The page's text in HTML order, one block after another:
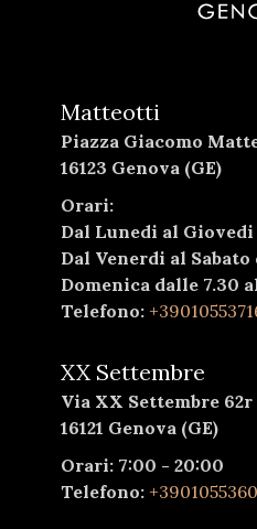
Matteotti
Piazza Giacomo
16123 Genova (GE)
Orari:
Dal Lunedi al
Dal Venerdi al Sabato
Domenica dalle 7.30
Telefono:
XX Settembre
Via XX Settembre 62r
16121 Genova (GE)
Orari: 7:00 - 20:00
Telefono: